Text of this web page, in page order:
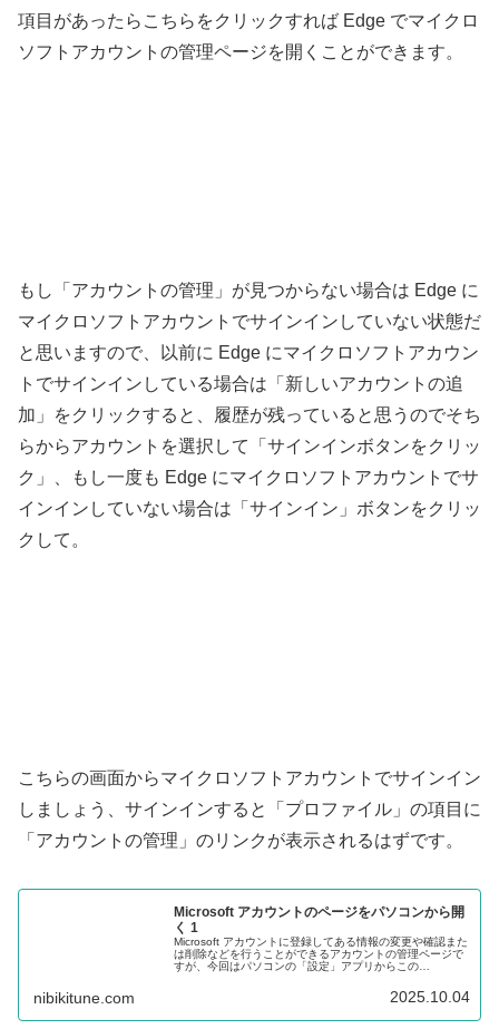
項目があったらこちらをクリックすれば Edge でマイクロ
ソフトアカウントの管理ページを開くことができます。
もし「アカウントの管理」が見つからない場合は Edge に
マイクロソフトアカウントでサインインしていない状態だ
と思いますので、以前に Edge にマイクロソフトアカウン
トでサインインしている場合は「新しいアカウントの追
加」をクリックすると、履歴が残っていると思うのでそち
らからアカウントを選択して「サインインボタンをクリッ
ク」、もし一度も Edge にマイクロソフトアカウントでサ
インインしていない場合は「サインイン」ボタンをクリッ
クして。
こちらの画面からマイクロソフトアカウントでサインイン
しましょう、サインインすると「プロファイル」の項目に
「アカウントの管理」のリンクが表示されるはずです。
Microsoft アカウントのページをパソコンから開
く 1
Microsoft アカウントに登録してある情報の変更や確認また
は削除などを行うことができるアカウントの管理ページで
すが、今回はパソコンの「設定」アプリからこの
nibikitune.com 2025.10.04